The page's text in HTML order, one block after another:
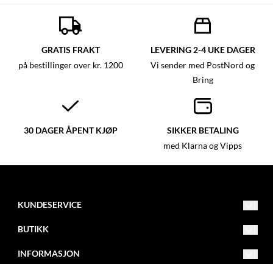
GRATIS FRAKT
på bestillinger over kr. 1200
LEVERING 2-4 UKE DAGER
Vi sender med PostNord og
Bring
30 DAGER ÅPENT KJØP SIKKER BETALING
med Klarna og Vipps
KUNDESERVICE
mail@garngruven.no
BUTIKK
Vilkår
INFORMASJON